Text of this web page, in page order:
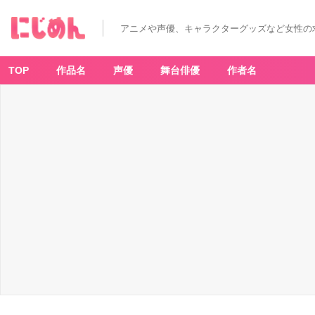
アニメや声優、キャラクターグッズなど女性
TOP 作品名 声優 舞台俳優 作者名